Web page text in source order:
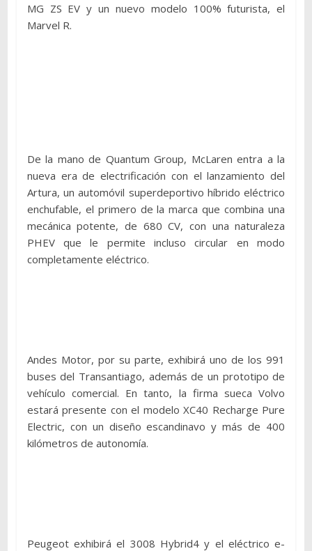
MG ZS EV y un nuevo modelo 100% futurista, el
Marvel R.
De la mano de Quantum Group, McLaren entra a la
nueva era de electrificación con el lanzamiento del
Artura, un automóvil superdeportivo híbrido eléctrico
enchufable, el primero de la marca que combina una
mecánica potente, de 680 CV, con una naturaleza
PHEV que le permite incluso circular en modo
completamente eléctrico.
Andes Motor, por su parte, exhibirá uno de los 991
buses del Transantiago, además de un prototipo de
vehículo comercial. En tanto, la firma sueca Volvo
estará presente con el modelo XC40 Recharge Pure
Electric, con un diseño escandinavo y más de 400
kilómetros de autonomía.
Peugeot exhibirá el 3008 Hybrid4 y el eléctrico e-